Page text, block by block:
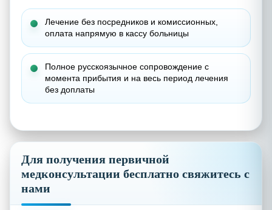
Лечение без посредников и комиссионных,
оплата напрямую в кассу больницы
Полное русскоязычное сопровождение с
момента прибытия и на весь период лечения
без доплаты
Для получения первичной
медконсультации бесплатно свяжитесь с
нами